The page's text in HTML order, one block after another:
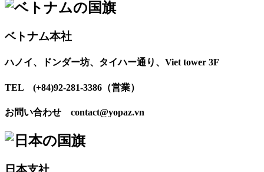
ベトナム本社
ハノイ、ドンダー坊、タイハー通り、Viet tower 3F
TEL (+84)92-281-3386（営業）
お問い合わせ contact@yopaz.vn
日本支社